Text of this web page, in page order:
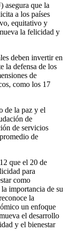
asegura que la
a los países
equitativo y
la felicidad y
deben invertir en
la defensa de los
de
como los 17
de la paz y el
de
de servicios
de
que el 20 de
para
como
importancia de su
la
un enfoque
el desarrollo
y el bienestar